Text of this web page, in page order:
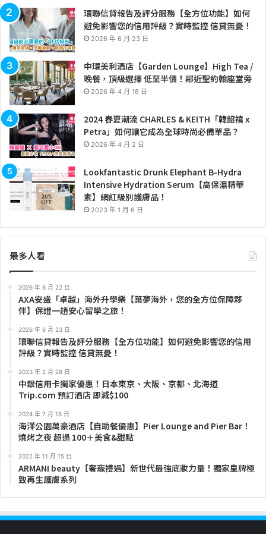
環聯信貸報告及評分服務【全方位功能】如何
避免影響您的信用評級？實時監控 信貸無憂！
2026 年 6 月 23 日
中環美利酒店【Garden Lounge】High Tea /
晚餐，頂級選擇 低至半價！鄰近聖約翰座堂旁
2026 年 4 月 18 日
2024 春夏潮流 CHARLES & KEITH「韓韶禧 x
Petra」如何讓它成為全球時尚必備單品？
2026 年 4 月 2 日
Lookfantastic Drunk Elephant B-Hydra
Intensive Hydration Serum【高保濕精華
素】網紅級別護膚品！
2023 年 1 月 6 日
最多人看
2026 年 6 月 22 日
AXA安盛「卓越」海外升學樂【築夢海外，您的全方位保障夥
伴】保證一趟安心留學之旅！
2026 年 6 月 23 日
環聯信貸報告及評分服務【全方位功能】如何避免影響您的信用
評級？實時監控 信貸無憂！
2023 年 2 月 28 日
中銀信用卡獨家優惠！日本東京、大阪、京都、北海道
Trip.com 預訂酒店 即減$100
2024 年 7 月 18 日
海洋公園萬豪酒店【自助餐優惠】Pier Lounge and Pier Bar！
燒烤之夜 超過 100＋美食&甜點
2022 年 11 月 15 日
ARMANI beauty【奢寵禮遇】新世代最強底妝力量！獨家皇牌極
致再生護膚系列